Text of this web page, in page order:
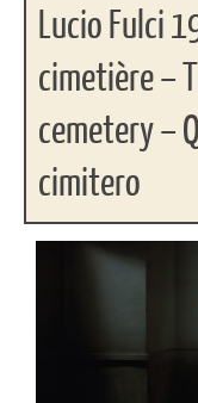
Lucio Fulci
cimetière –
cemetery –
cimitero